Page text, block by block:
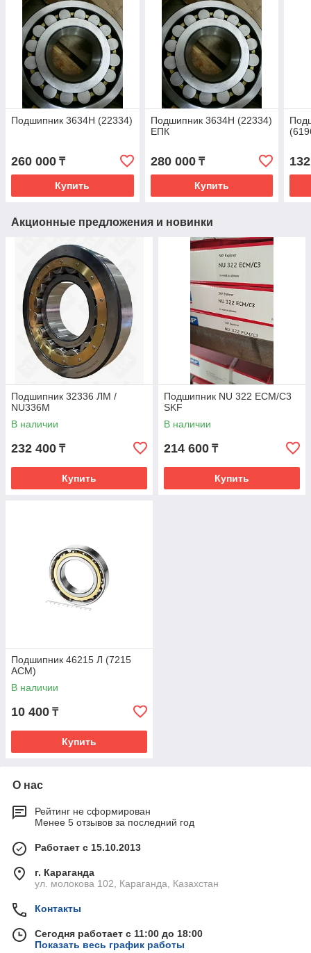
Подшипник 3634H (22334)
260 000 ₸
Купить
Подшипник 3634H (22334)
ЕПК
280 000₸
Купить
Акционные предложения и новинки
Подшипник 32336 ЛМ /
NU336M
В наличии
232 400 ₸
Купить
Подшипник NU 322 ECM/C3
SKF
В наличии
214 600 ₸
Купить
Подшипник 46215 Л (7215
ACM)
В наличии
10 400 ₸
Купить
О нас
Рейтинг не сформирован
Менее 5 отзывов за последний год
Работает с 15.10.2013
г. Караганда
ул. молокова 102, Караганда, Казахстан
Контакты
Сегодня работает с 11:00 до 18:00
Показать весь график работы